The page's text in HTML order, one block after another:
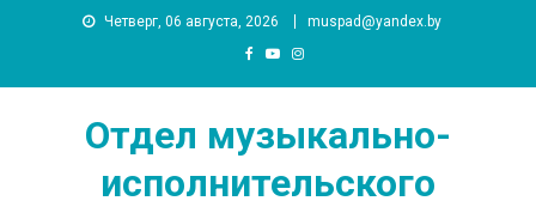
Четверг, 06 августа, 2026 muspad@yandex.by
Отдел музыкально-
исполнительского